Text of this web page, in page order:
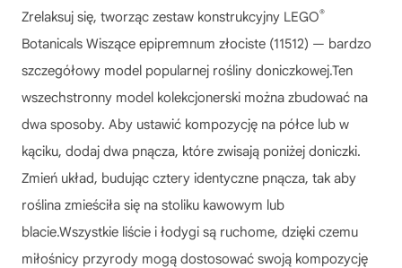
Zrelaksuj się, tworząc zestaw konstrukcyjny LEGO®
Botanicals Wiszące epipremnum złociste (11512) — bardzo
szczegółowy model popularnej rośliny doniczkowej.Ten
wszechstronny model kolekcjonerski można zbudować na
dwa sposoby. Aby ustawić kompozycję na półce lub w
kąciku, dodaj dwa pnącza, które zwisają poniżej doniczki.
Zmień układ, budując cztery identyczne pnącza, tak aby
roślina zmieściła się na stoliku kawowym lub
blacie.Wszystkie liście i łodygi są ruchome, dzięki czemu
miłośnicy przyrody mogą dostosować swoją kompozycję